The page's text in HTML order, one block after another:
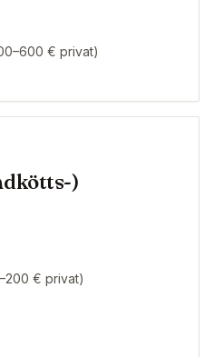
€ privat)
)
€ privat)